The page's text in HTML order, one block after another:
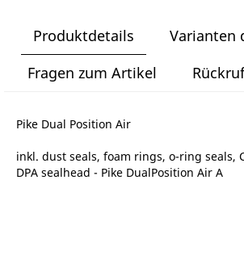
Produktdetails
Varianten
Fragen zum Artikel
Pike Dual Position Air
inkl. dust seals, foam rings, o-ring seals,
DPA sealhead - Pike DualPosition Air A